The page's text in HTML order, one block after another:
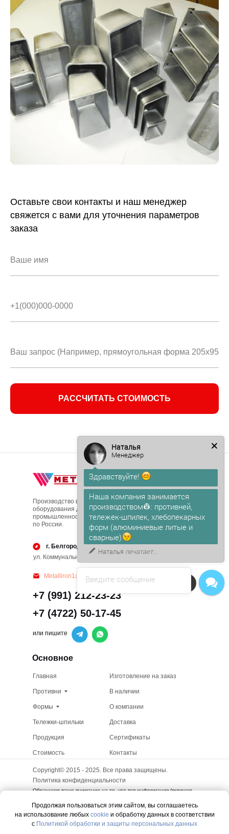
Оставьте свои контакты и наш менеджер
свяжется с вами для уточнения параметров
заказа
РАССЧИТАТЬ СТОИМОСТЬ
Производство вспомогательного
оборудования для пищевой
промышленности. С доставкой
по России.
г. Белгород
ул. Коммунальная д. 6, офис 2
+7 (991) 212-23-23
Metalliron1@yandex.ru
Основное
Главная
Продукция
О компании
Противни
Стоимость
Доставка
Тележки-шпильки
Изготовление на заказ
Сертификаты
Контакты
Copyright© 2015 - 2025. Все права защищены.
Политика конфиденциальности
или пишите
+7 (4722) 50-17-45
Формы
В наличии
Обращаем ваше внимание на то, что вся информация (включая
информационный характер и ни при каких условиях не является
публичной офертой, определяемой положениями Статьи 437 (2)
Гражданского кодекса РФ.
Вы принимаете условия политики в отношении обработки
Продолжая пользоваться этим сайтом, вы соглашаетесь
на использование любых cookie и обработку данных в соответствии
с Политикой обработки и защиты персональных данных
Напишите в чат!
Введите сообщение
Наталья
Здравствуйте!
Наша компания занимается
производством👷: противней,
тележек-шпилек, хлебопекарных
форм (алюминиевые литые и
сварные)